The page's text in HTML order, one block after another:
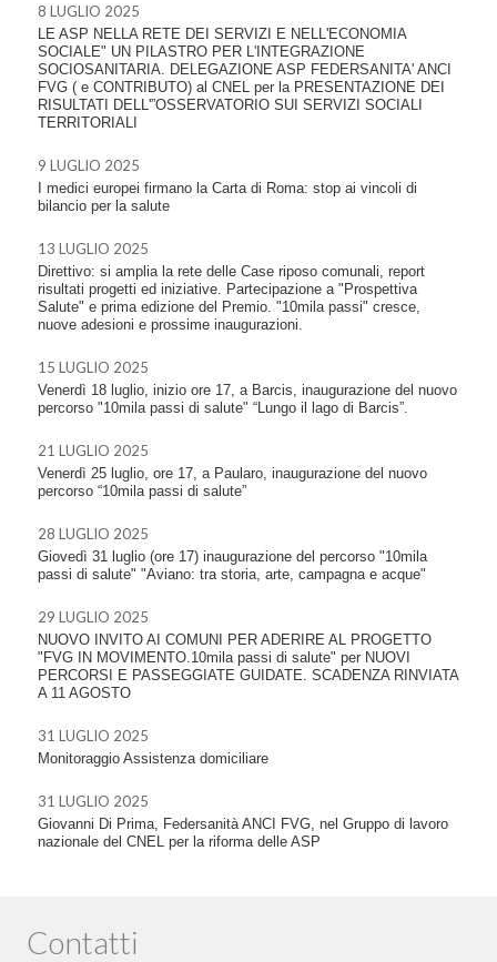
8 LUGLIO 2025
LE ASP NELLA RETE DEI SERVIZI E NELL'ECONOMIA
SOCIALE" UN PILASTRO PER L'INTEGRAZIONE
SOCIOSANITARIA. DELEGAZIONE ASP FEDERSANITA' ANCI
FVG ( e CONTRIBUTO) al CNEL per la PRESENTAZIONE DEI
RISULTATI DELL'”OSSERVATORIO SUI SERVIZI SOCIALI
TERRITORIALI
9 LUGLIO 2025
I medici europei firmano la Carta di Roma: stop ai vincoli di
bilancio per la salute
13 LUGLIO 2025
Direttivo: si amplia la rete delle Case riposo comunali, report
risultati progetti ed iniziative. Partecipazione a "Prospettiva
Salute" e prima edizione del Premio. "10mila passi" cresce,
nuove adesioni e prossime inaugurazioni.
15 LUGLIO 2025
Venerdì 18 luglio, inizio ore 17, a Barcis, inaugurazione del nuovo
percorso "10mila passi di salute" “Lungo il lago di Barcis”.
21 LUGLIO 2025
Venerdì 25 luglio, ore 17, a Paularo, inaugurazione del nuovo
percorso “10mila passi di salute”
28 LUGLIO 2025
Giovedì 31 luglio (ore 17) inaugurazione del percorso "10mila
passi di salute" "Aviano: tra storia, arte, campagna e acque"
29 LUGLIO 2025
NUOVO INVITO AI COMUNI PER ADERIRE AL PROGETTO
"FVG IN MOVIMENTO.10mila passi di salute" per NUOVI
PERCORSI E PASSEGGIATE GUIDATE. SCADENZA RINVIATA
A 11 AGOSTO
31 LUGLIO 2025
Monitoraggio Assistenza domiciliare
31 LUGLIO 2025
Giovanni Di Prima, Federsanità ANCI FVG, nel Gruppo di lavoro
nazionale del CNEL per la riforma delle ASP
Contatti